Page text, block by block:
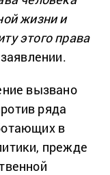
жизни и
этого права
вызвано
ряда
в
прежде